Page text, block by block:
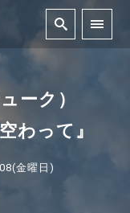
ーク）
わって』
金曜日)